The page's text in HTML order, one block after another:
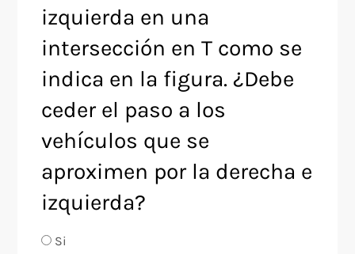
izquierda en una
intersección en T como se
indica en la figura. ¿Debe
ceder el paso a los
vehículos que se
aproximen por la derecha e
izquierda?
Si